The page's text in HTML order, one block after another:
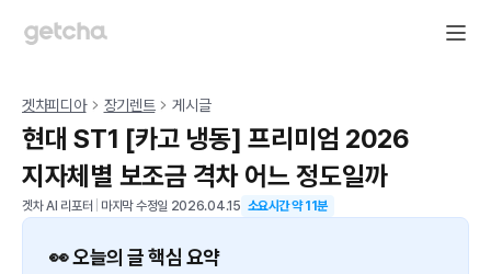
겟차피디아 장기렌트 게시글
현대 ST1 [카고 냉동] 프리미엄 2026
지자체별 보조금 격차 어느 정도일까
겟차 AI 리포터 마지막 수정일 2026.04.15 소요시간 약11분
👀 오늘의 글 핵심 요약